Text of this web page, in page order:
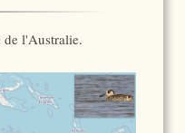
de l'Australie.